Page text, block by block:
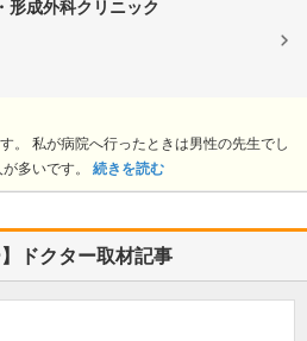
形成外科クリニック
。 私が病院へ行ったときは男性の先生でし
多いです。 続きを読む
ドクター取材記事